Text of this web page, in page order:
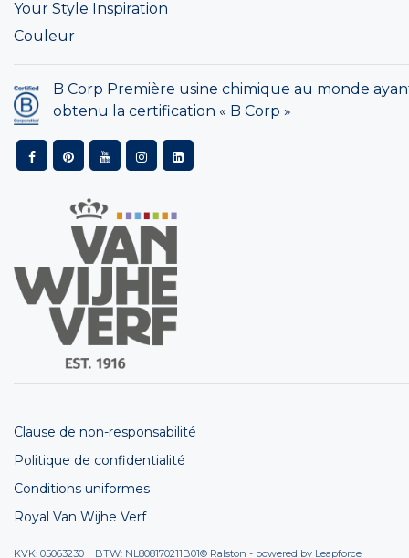
Your Style Inspiration
Couleur
B Corp Première usine chimique au monde
obtenu la certification « B Corp »
Clause de non-responsabilité
Politique de confidentialité
Conditions uniformes
Royal Van Wijhe Verf
KVK: 05063230 BTW: NL808170211B01© Ralston - powered by Leapforce